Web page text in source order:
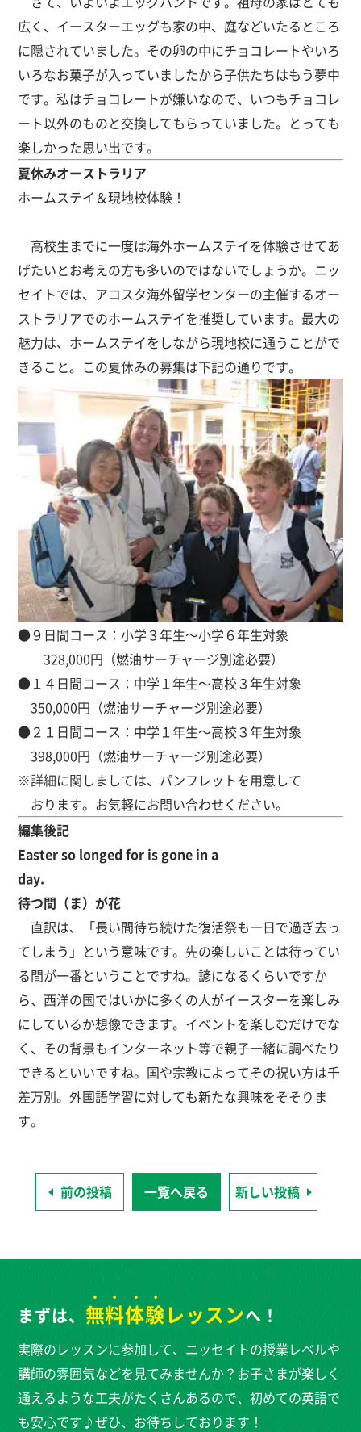
広く、イースターエッグも家の中、庭などいたるところ
に隠されていました。その卵の中にチョコレートやいろ
いろなお菓子が入っていましたから子供たちはもう夢中
です。私はチョコレートが嫌いなので、いつもチョコレ
ート以外のものと交換してもらっていました。とっても
楽しかった思い出です。
夏休みオーストラリア
ホームステイ＆現地校体験！
高校生までに一度は海外ホームステイを体験させてあ
げたいとお考えの方も多いのではないでしょうか。ニッ
セイトでは、アコスタ海外留学センターの主催するオー
ストラリアでのホームステイを推奨しています。最大の
魅力は、ホームステイをしながら現地校に通うことがで
きること。この夏休みの募集は下記の通りです。
●９日間コース：小学３年生～小学６年生対象
328,000円（燃油サーチャージ別途必要）
●１４日間コース：中学１年生～高校３年生対象
350,000円（燃油サーチャージ別途必要）
●２１日間コース：中学１年生～高校３年生対象
398,000円（燃油サーチャージ別途必要）
※詳細に関しましては、パンフレットを用意して
おります。お気軽にお問い合わせください。
編集後記
Easter so longed for is gone in a
day.
待つ間（ま）が花
直訳は、「長い間待ち続けた復活祭も一日で過ぎ去っ
てしまう」という意味です。先の楽しいことは待ってい
る間が一番ということですね。諺になるくらいですか
ら、西洋の国ではいかに多くの人がイースターを楽しみ
にしているか想像できます。イベントを楽しむだけでな
く、その背景もインターネット等で親子一緒に調べたり
できるといいですね。国や宗教によってその祝い方は千
差万別。外国語学習に対しても新たな興味をそそりま
す。
前の投稿 一覧へ戻る 新しい投稿
まずは、 無料体験レッスンへ！
実際のレッスンに参加して、ニッセイトの授業レベルや
講師の雰囲気などを見てみませんか？お子さまが楽しく
通えるような工夫がたくさんあるので、初めての英語で
も安心です♪ぜひ、お待ちしております！